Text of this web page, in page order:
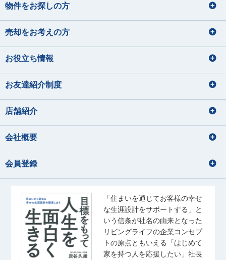
物件をお探しの方
売却をお考えの方
お役立ち情報
お友達紹介制度
店舗紹介
会社概要
会員登録
「住まいを通じてお客様の幸せ
な生涯設計をサポートする」と
いう信条が社名の由来となった
リビングライフの企業コンセプ
トの原点ともいえる「はじめて
家を持つ人を応援したい」社長